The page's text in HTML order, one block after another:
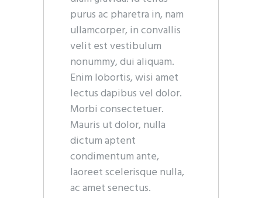
purus ac pharetra in, nam
ullamcorper, in convallis
velit est vestibulum
nonummy, dui aliquam.
Enim lobortis, wisi amet
lectus dapibus vel dolor.
Morbi consectetuer.
Mauris ut dolor, nulla
dictum aptent
condimentum ante,
laoreet scelerisque nulla,
ac amet senectus.